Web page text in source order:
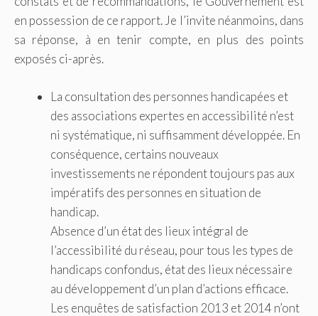
en possession de ce rapport. Je l’invite néanmoins, dans
sa réponse, à en tenir compte, en plus des points
exposés ci-après.
La consultation des personnes handicapées et
des associations expertes en accessibilité n’est
ni systématique, ni suffisamment développée. En
conséquence, certains nouveaux
investissements ne répondent toujours pas aux
impératifs des personnes en situation de
handicap.
Absence d’un état des lieux intégral de
l’accessibilité du réseau, pour tous les types de
handicaps confondus, état des lieux nécessaire
au développement d’un plan d’actions efficace.
Les enquêtes de satisfaction 2013 et 2014 n’ont